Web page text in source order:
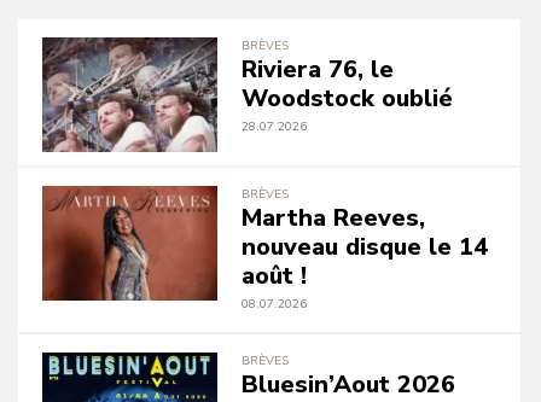
BRÈVES
Riviera 76, le
Woodstock oublié
28.07.2026
BRÈVES
Martha Reeves,
nouveau disque le 14
août !
08.07.2026
BRÈVES
Bluesin’Aout 2026